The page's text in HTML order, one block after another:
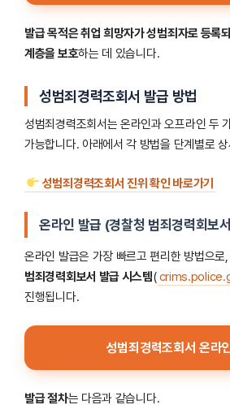
발급 목적은 취업 희망자가 성범죄자로 등록
계층을 보호하는 데 있습니다.
성범죄경력조회서 발급 방법
성범죄경력조회서는 온라인과 오프라인 두
가능합니다. 아래에서 각 방법을 단계별로
성범죄경력조회서 진위 확인 바로가기
온라인 발급 (경찰청 범죄경력회보
온라인 발급은 가장 빠르고 편리한 방법으로,
범죄경력회보서 발급 시스템(
진행됩니다.
성범죄경력조회서 온라
발급 절차는 다음과 같습니다.